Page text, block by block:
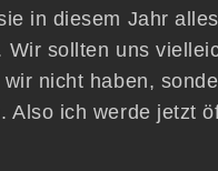
in diesem Jahr
Wir sollten uns
nicht haben,
Also ich werde jetzt